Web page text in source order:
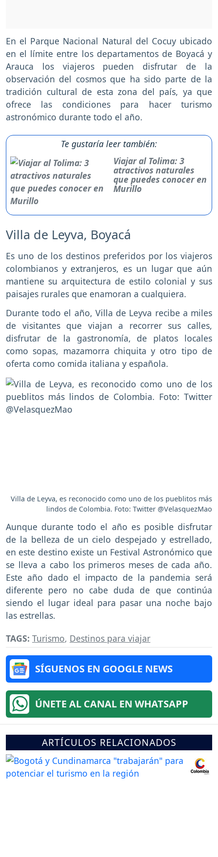
En el Parque Nacional Natural del Cocuy ubicado
en el límite entre los departamentos de Boyacá y
Arauca los viajeros pueden disfrutar de la
observación del cosmos que ha sido parte de la
tradición cultural de esta zona del país, ya que
ofrece las condiciones para hacer turismo
astronómico durante todo el año.
Te gustaría leer también:
Viajar al Tolima: 3
atractivos naturales
que puedes conocer en
Murillo
Villa de Leyva, Boyacá
Es uno de los destinos preferidos por los viajeros
colombianos y extranjeros, es un lugar que aún
mantiene su arquitectura de estilo colonial y sus
paisajes rurales que enamoran a cualquiera.
Durante todo el año, Villa de Leyva recibe a miles
de visitantes que viajan a recorrer sus calles,
disfrutar de la gastronomía, de platos locales
como sopas, mazamorra chiquita y otro tipo de
oferta como comida italiana y española.
Villa de Leyva, es reconocido como uno de los pueblitos más
lindos de Colombia. Foto: Twitter @VelasquezMao
Aunque durante todo el año es posible disfrutar
de la belleza de un cielo despejado y estrellado,
en este destino existe un Festival Astronómico que
se lleva a cabo los primeros meses de cada año.
Este año dado el impacto de la pandemia será
diferente pero no cabe duda de que continúa
siendo el lugar ideal para pasar una noche bajo
las estrellas.
TAGS: Turismo, Destinos para viajar
SÍGUENOS EN GOOGLE NEWS
ÚNETE AL CANAL EN WHATSAPP
ARTÍCULOS RELACIONADOS